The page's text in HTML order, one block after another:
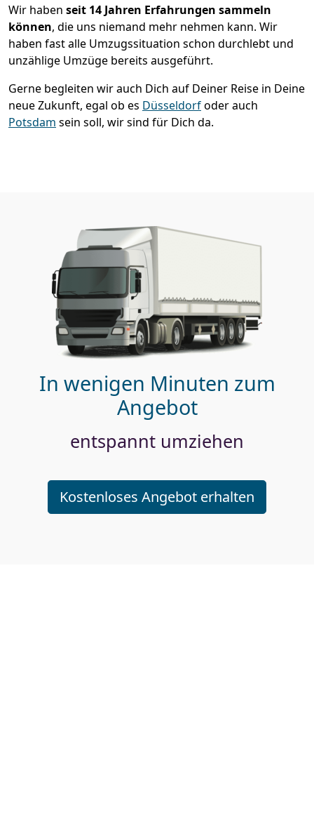
Wir haben seit 14 Jahren Erfahrungen sammeln
können, die uns niemand mehr nehmen kann. Wir
haben fast alle Umzugssituation schon durchlebt und
unzählige Umzüge bereits ausgeführt.
Gerne begleiten wir auch Dich auf Deiner Reise in Deine
neue Zukunft, egal ob es Düsseldorfoder auch
Potsdam sein soll, wir sind für Dich da.
In wenigen Minuten zum
Angebot
entspannt umziehen
Kostenloses Angebot erhalten